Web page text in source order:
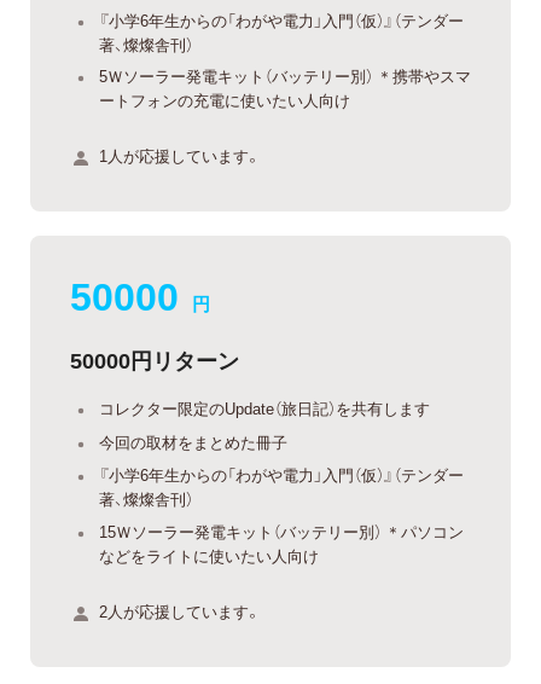
『小学6年生からの「わがや電力」入門（仮）』（テンダー
著、燦燦舎刊）
5Ｗソーラー発電キット（バッテリー別） ＊携帯やスマ
ートフォンの充電に使いたい人向け
1人が応援しています。
50000 円
50000円リターン
コレクター限定のUpdate（旅日記）を共有します
今回の取材をまとめた冊子
『小学6年生からの「わがや電力」入門（仮）』（テンダー
著、燦燦舎刊）
15Ｗソーラー発電キット（バッテリー別） ＊パソコン
などをライトに使いたい人向け
2人が応援しています。